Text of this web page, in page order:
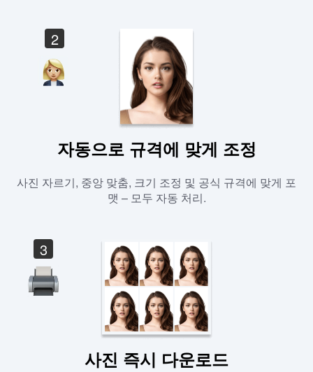
2
자동으로 규격에 맞게 조정
사진 자르기, 중앙 맞춤, 크기 조정 및 공식 규격에 맞게 포
맷 – 모두 자동 처리.
3
사진 즉시 다운로드